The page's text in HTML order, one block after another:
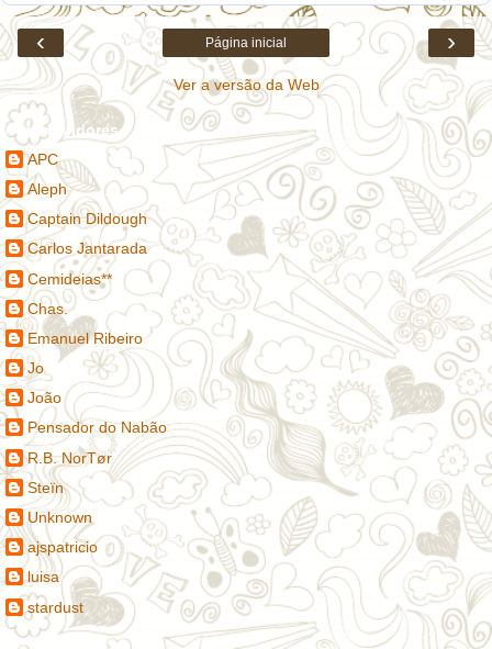
‹ ›
Página inicial
Ver a versão da Web
Contribuidores
APC
Aleph
Captain Dildough
Carlos Jantarada
Cemideias**
Chas.
Emanuel Ribeiro
Jo
João
Pensador do Nabão
R.B. NorTør
Steïn
Unknown
ajspatricio
luisa
stardust